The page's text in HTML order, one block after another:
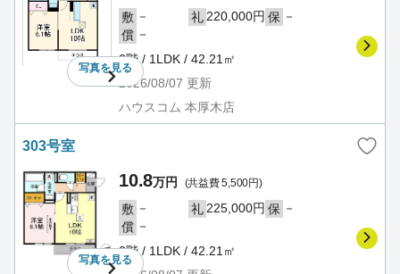
写真を見る
敷 － 礼220,000円 保 －
償 －
2階 / 1LDK / 42.21㎡
2026/08/07 更新
ハウスコム 本厚木店
303号室
写真を見る
10.8万円 (共益費 5,500円)
敷 － 礼225,000円 保 －
償 －
2階 / 1LDK / 42.21㎡